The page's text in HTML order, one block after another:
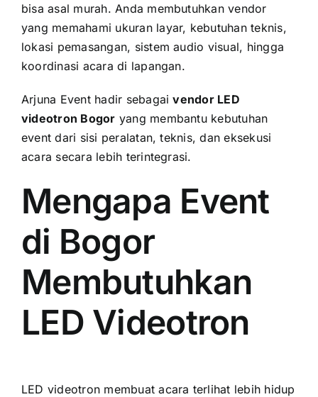
bisa asal murah. Anda membutuhkan vendor
yang memahami ukuran layar, kebutuhan teknis,
lokasi pemasangan, sistem audio visual, hingga
koordinasi acara di lapangan.
Arjuna Event hadir sebagaivendor LED
videotron Bogor yang membantu kebutuhan
event dari sisi peralatan, teknis, dan eksekusi
acara secara lebih terintegrasi.
Mengapa Event
di Bogor
Membutuhkan
LED Videotron
LED videotron membuat acara terlihat lebih hidup